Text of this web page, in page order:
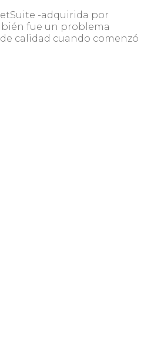
-adquirida por
fue un problema
calidad cuando comenzó